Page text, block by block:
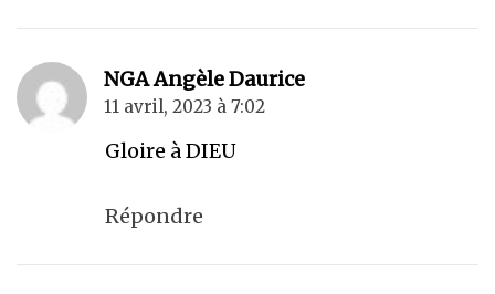
NGA Angèle Daurice
11 avril, 2023 à 7:02
Gloire à DIEU
Répondre